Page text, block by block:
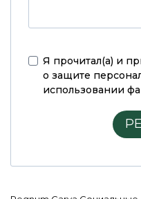
Я прочитал(а) и
о защите
использовании